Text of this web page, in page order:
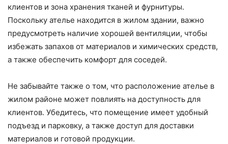
клиентов и зона хранения тканей и фурнитуры.
Поскольку ателье находится в жилом здании, важно
предусмотреть наличие хорошей вентиляции, чтобы
избежать запахов от материалов и химических средств,
а также обеспечить комфорт для соседей.
Не забывайте также о том, что расположение ателье в
жилом районе может повлиять на доступность для
клиентов. Убедитесь, что помещение имеет удобный
подъезд и парковку, а также доступ для доставки
материалов и готовой продукции.